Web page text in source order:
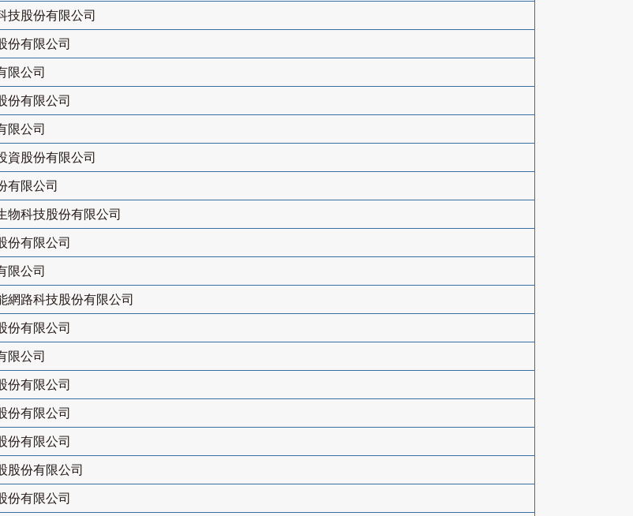
技股份有限公司
份有限公司
限公司
份有限公司
限公司
資股份有限公司
有限公司
物科技股份有限公司
份有限公司
限公司
網路科技股份有限公司
份有限公司
限公司
份有限公司
份有限公司
份有限公司
股份有限公司
份有限公司